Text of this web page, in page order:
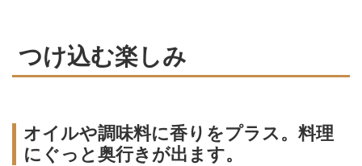
つけ込む楽しみ
オイルや調味料に香りをプラス。料理
にぐっと奥行きが出ます。